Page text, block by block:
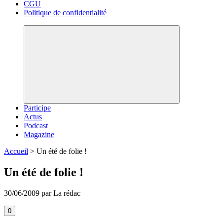
CGU
Politique de confidentialité
Participe
Actus
Podcast
Magazine
Accueil > Un été de folie !
Un été de folie !
30/06/2009 par La rédac
0